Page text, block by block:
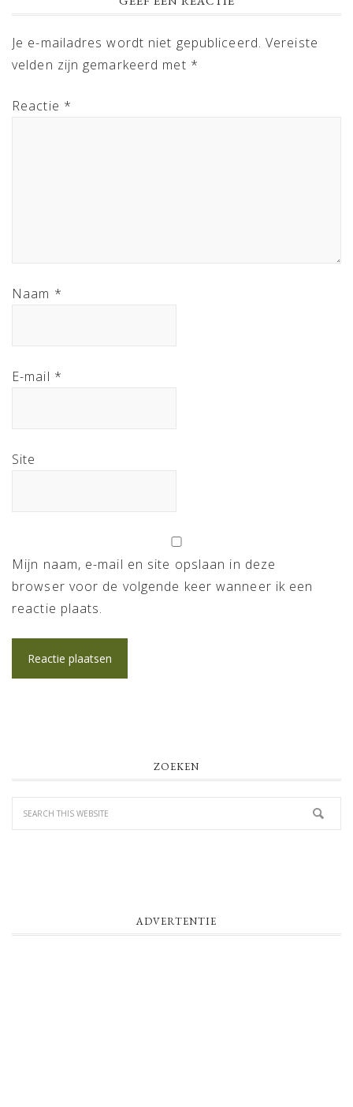
Je e-mailadres wordt niet gepubliceerd. Vereiste
velden zijn gemarkeerd met *
Reactie *
Naam *
E-mail *
Site
Mijn naam, e-mail en site opslaan in deze
browser voor de volgende keer wanneer ik een
reactie plaats.
ZOEKEN
ADVERTENTIE